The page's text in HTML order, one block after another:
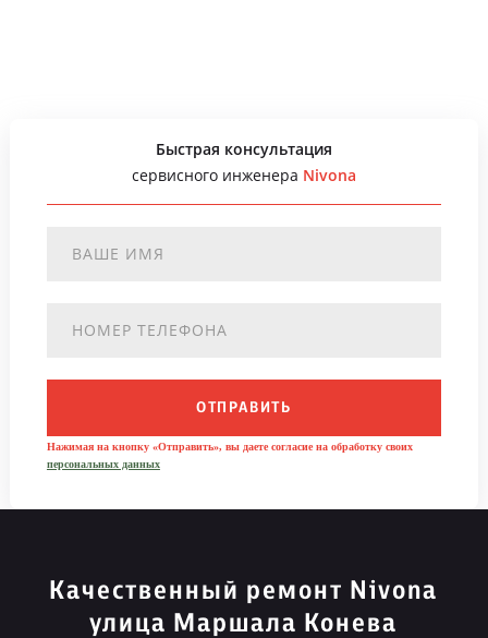
Быстрая консультация
сервисного инженера Nivona
ОТПРАВИТЬ
Нажимая на кнопку «Отправить», вы даете согласие на обработку своих
персональных данных
Качественный ремонт Nivona
улица Маршала Конева